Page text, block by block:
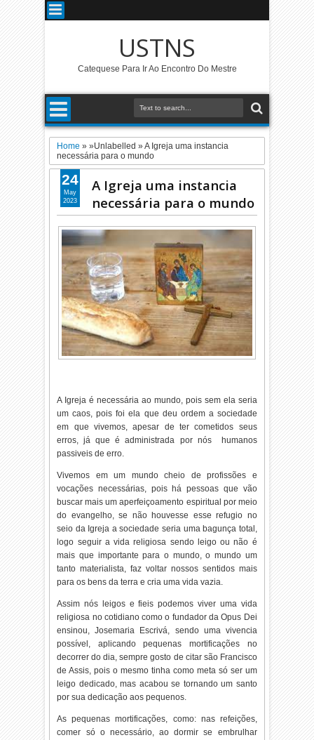
USTNS
Catequese Para Ir Ao Encontro Do Mestre
Home » »Unlabelled »A Igreja uma instancia
necessária para o mundo
A Igreja uma instancia
necessária para o mundo
A Igreja é necessária ao mundo, pois sem ela seria
um caos, pois foi ela que deu ordem a sociedade
em que vivemos, apesar de ter cometidos seus
erros, já que é administrada por nós humanos
passiveis de erro.
Vivemos em um mundo cheio de profissões e
vocações necessárias, pois há pessoas que vão
buscar mais um aperfeiçoamento espiritual por meio
do evangelho, se não houvesse esse refugio no
seio da Igreja a sociedade seria uma bagunça total,
logo seguir a vida religiosa sendo leigo ou não é
mais que importante para o mundo, o mundo um
tanto materialista, faz voltar nossos sentidos mais
para os bens da terra e cria uma vida vazia.
Assim nós leigos e fieis podemos viver uma vida
religiosa no cotidiano como o fundador da Opus Dei
ensinou,Josemaria Escrivá, sendo uma vivencia
possível, aplicando pequenas mortificações no
decorrer do dia, sempre gosto de citar são Francisco
de Assis, pois o mesmo tinha como meta só ser um
leigo dedicado, mas acabou se tornando um santo
por sua dedicação aos pequenos.
As pequenas mortificações, como: nas refeições,
comer só o necessário, ao dormir se embrulhar
24
May
2023